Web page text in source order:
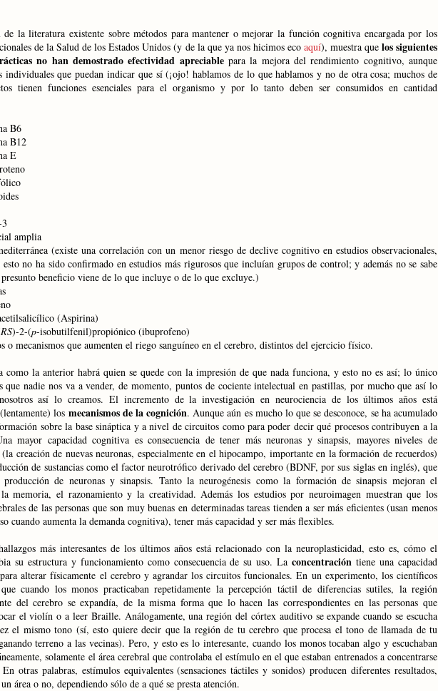
la literatura existente sobre métodos para mantener o mejorar la función cognitiva encargada por los
dela Salud de los Estados Unidos (y de la que ya nos hicimos eco aquí), muestra que los siguientes
no han demostrado efectividad apreciablepara la mejora del rendimiento cognitivo, aunque
individuales que puedan indicar que sí (¡ojo! hablamos de lo que hablamos y no de otra cosa; muchos de
tienen funciones esenciales para el organismo y por lo tanto deben ser consumidos en cantidad
B6
B12
E
amplia
(existe una correlación con un menor riesgo de declive cognitivo en estudios observacionales,
esto no ha sido confirmado en estudios más rigurosos que incluían grupos de control; y además no se sabe
beneficio viene de lo que incluye o de lo que excluye.)
(Aspirina)
RS)-2-(p-isobutilfenil)propiónico (ibuprofeno)
o mecanismos que aumenten el riego sanguíneo en el cerebro, distintos del ejercicio físico.
como la anterior habrá quien se quede con la impresión de que nada funciona, y esto no es así; lo único
que nadie nos va a vender, de momento, puntos de cociente intelectual en pastillas, por mucho que así lo
así lo creamos. El incremento de la investigación en neurociencia de los últimos años está
los mecanismos de la cognición. Aunque aún es mucho lo que se desconoce, se ha acumulado
sobre la base sináptica y a nivel de circuitos como para poder decir qué procesos contribuyen a la
mayor capacidad cognitiva es consecuencia de tener más neuronas y sinapsis, mayores niveles de
(la creación de nuevas neuronas, especialmente en el hipocampo, importante en la formación de recuerdos)
de sustancias como el factor neurotrófico derivado del cerebro (BDNF, por sus siglas en inglés), que
de neuronas y sinapsis. Tanto la neurogénesis como la formación de sinapsis mejoran el
memoria, el razonamiento y la creatividad. Además los estudios por neuroimagen muestran que los
de las personas que son muy buenas en determinadas tareas tienden a ser más eficientes (usan menos
cuando aumenta la demanda cognitiva), tener más capacidad y ser más flexibles.
más interesantes de los últimos años está relacionado con la neuroplasticidad, esto es, cómo el
su estructura y funcionamiento como consecuencia de su uso. Laconcentración tiene una capacidad
para alterar físicamente el cerebro y agrandar los circuitos funcionales. En un experimento, los científicos
cuando los monos practicaban repetidamente la percepción táctil de diferencias sutiles, la región
del cerebro se expandía, de la misma forma que lo hacen las correspondientes en las personas que
el violín o a leer Braille. Análogamente, una región del córtex auditivo se expande cuando se escucha
el mismo tono (sí, esto quiere decir que la región de tu cerebro que procesa el tono de llamada de tu
terreno a las vecinas). Pero, y esto es lo interesante, cuando los monos tocaban algo y escuchaban
solamente el área cerebral que controlaba el estímulo en el que estaban entrenados a concentrarse
otras palabras, estímulos equivalentes (sensaciones táctiles y sonidos) producen diferentes resultados,
área o no, dependiendo sólo de a qué se presta atención.